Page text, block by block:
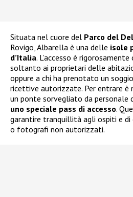
Situata nel cuore del Parco del
Rovigo, Albarella è una delle isole
d’Italia. L’accesso è
soltanto ai proprietari delle
oppure a chi ha prenotato un
ricettive autorizzate. Per entrare è
un ponte sorvegliato da personale
uno speciale pass di accesso.
garantire tranquillità agli ospiti e di
o fotografi non autorizzati.